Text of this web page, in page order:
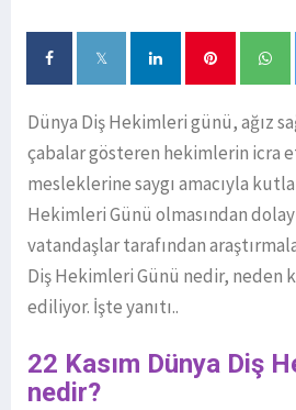
Dünya Diş Hekimleri günü, ağız
çabalar gösteren hekimlerin icra
mesleklerine saygı amacıyla
Hekimleri Günü olmasından
vatandaşlar tarafından
Diş Hekimleri Günü nedir, neden
ediliyor. İşte yanıtı..
22 Kasım Dünya Diş
nedir?